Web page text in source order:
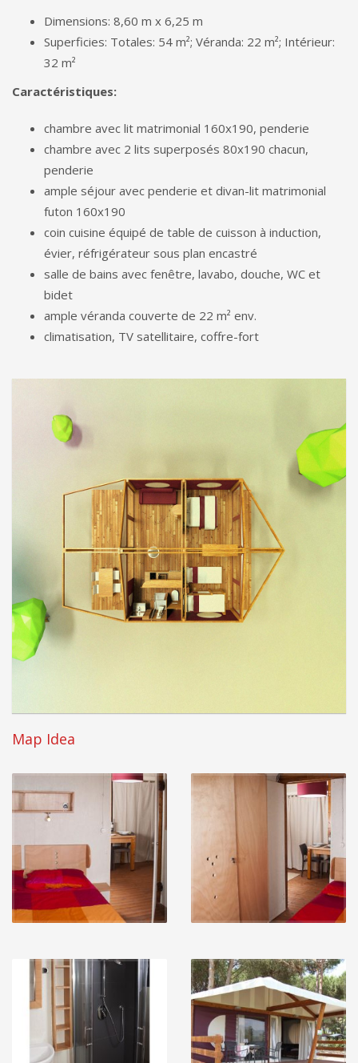
Dimensions: 8,60 m x 6,25 m
Superficies: Totales: 54 m²; Véranda: 22 m²; Intérieur:
32 m²
Caractéristiques:
chambre avec lit matrimonial 160x190, penderie
chambre avec 2 lits superposés 80x190 chacun,
penderie
ample séjour avec penderie et divan-lit matrimonial
futon 160x190
coin cuisine équipé de table de cuisson à induction,
évier, réfrigérateur sous plan encastré
salle de bains avec fenêtre, lavabo, douche, WC et
bidet
ample véranda couverte de 22 m² env.
climatisation, TV satellitaire, coffre-fort
Map Idea